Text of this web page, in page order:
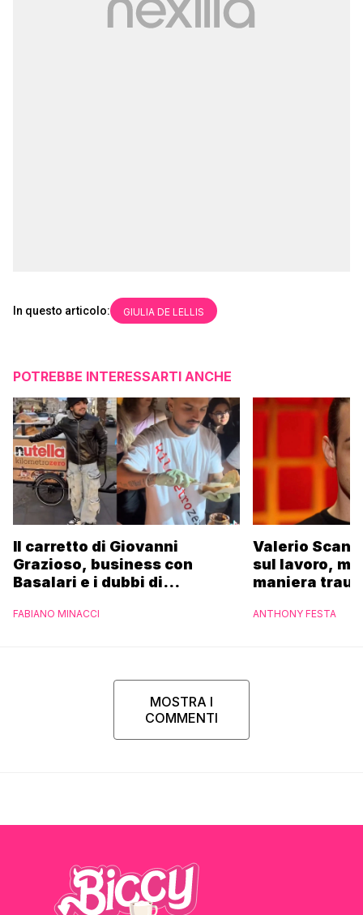
In questo articolo: GIULIA DE LELLIS
POTREBBE INTERESSARTI ANCHE
Il carretto di Giovanni
Grazioso, business con
Basalari e i dubbi di
Ferrero”
FABIANO MINACCI
Valerio
sul lavoro,
maniera
ANTHONY FESTA
MOSTRA I
COMMENTI